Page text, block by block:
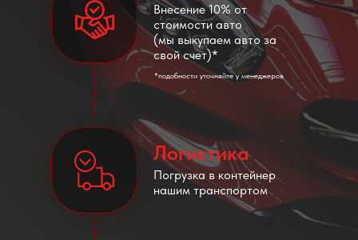
Логистика
Погрузка в контейнер
нашим транспортом
Внесение 10% от
стоимости авто
(мы выкупаем авто за
свой счет)*
*подобности уточняйте у менеджеров